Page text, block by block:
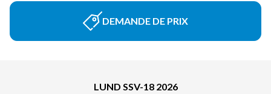
DEMANDE DE PRIX
LUND SSV-18 2026